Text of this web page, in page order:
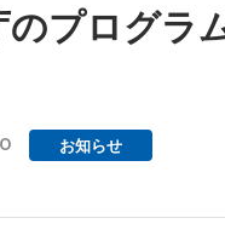
のプログラ
お知らせ